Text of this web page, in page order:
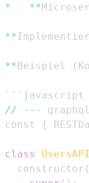
*
**
**
**Beispiel (
//
- - -
const
{
class UsersAPI
  constructor
(